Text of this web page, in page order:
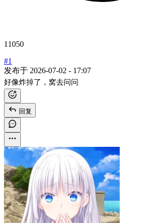
11050
#1
发布于 2026-07-02 - 17:07
好像炸掉了，窝去问问
回复